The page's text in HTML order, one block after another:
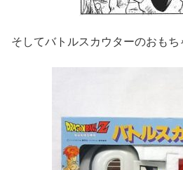
そしてバトルスカウターのおもち